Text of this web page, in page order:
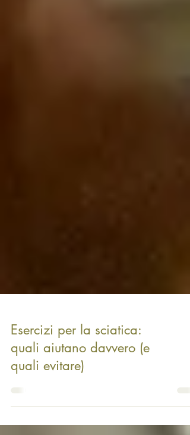
Esercizi per la sciatica:
quali aiutano davvero (e
quali evitare)